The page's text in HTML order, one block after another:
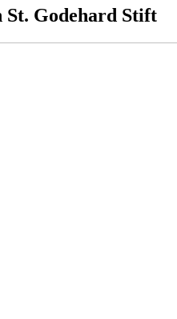
St. Godehard Stift